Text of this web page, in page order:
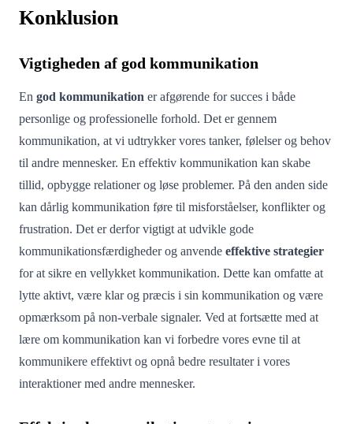
Konklusion
Vigtigheden af god kommunikation
En god kommunikation er afgørende for succes i både
personlige og professionelle forhold. Det er gennem
kommunikation, at vi udtrykker vores tanker, følelser og behov
til andre mennesker. En effektiv kommunikation kan skabe
tillid, opbygge relationer og løse problemer. På den anden side
kan dårlig kommunikation føre til misforståelser, konflikter og
frustration. Det er derfor vigtigt at udvikle gode
kommunikationsfærdigheder og anvende effektive strategier
for at sikre en vellykket kommunikation. Dette kan omfatte at
lytte aktivt, være klar og præcis i sin kommunikation og være
opmærksom på non-verbale signaler. Ved at fortsætte med at
lære om kommunikation kan vi forbedre vores evne til at
kommunikere effektivt og opnå bedre resultater i vores
interaktioner med andre mennesker.